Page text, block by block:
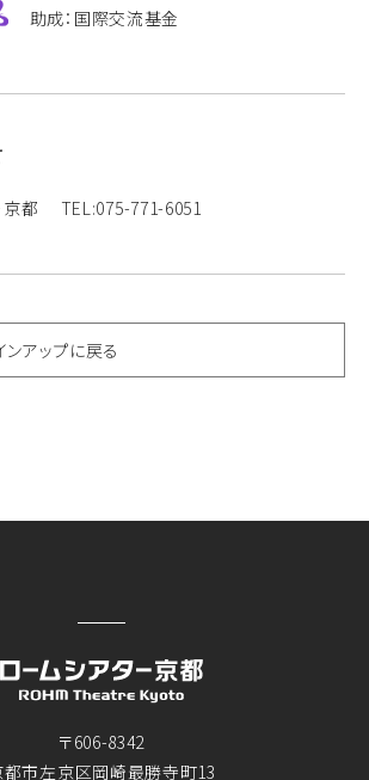
助成：国際交流基金
京都 TEL:075-771-6051
アップに戻る
〒606-8342
都市左京区岡崎最勝寺町13